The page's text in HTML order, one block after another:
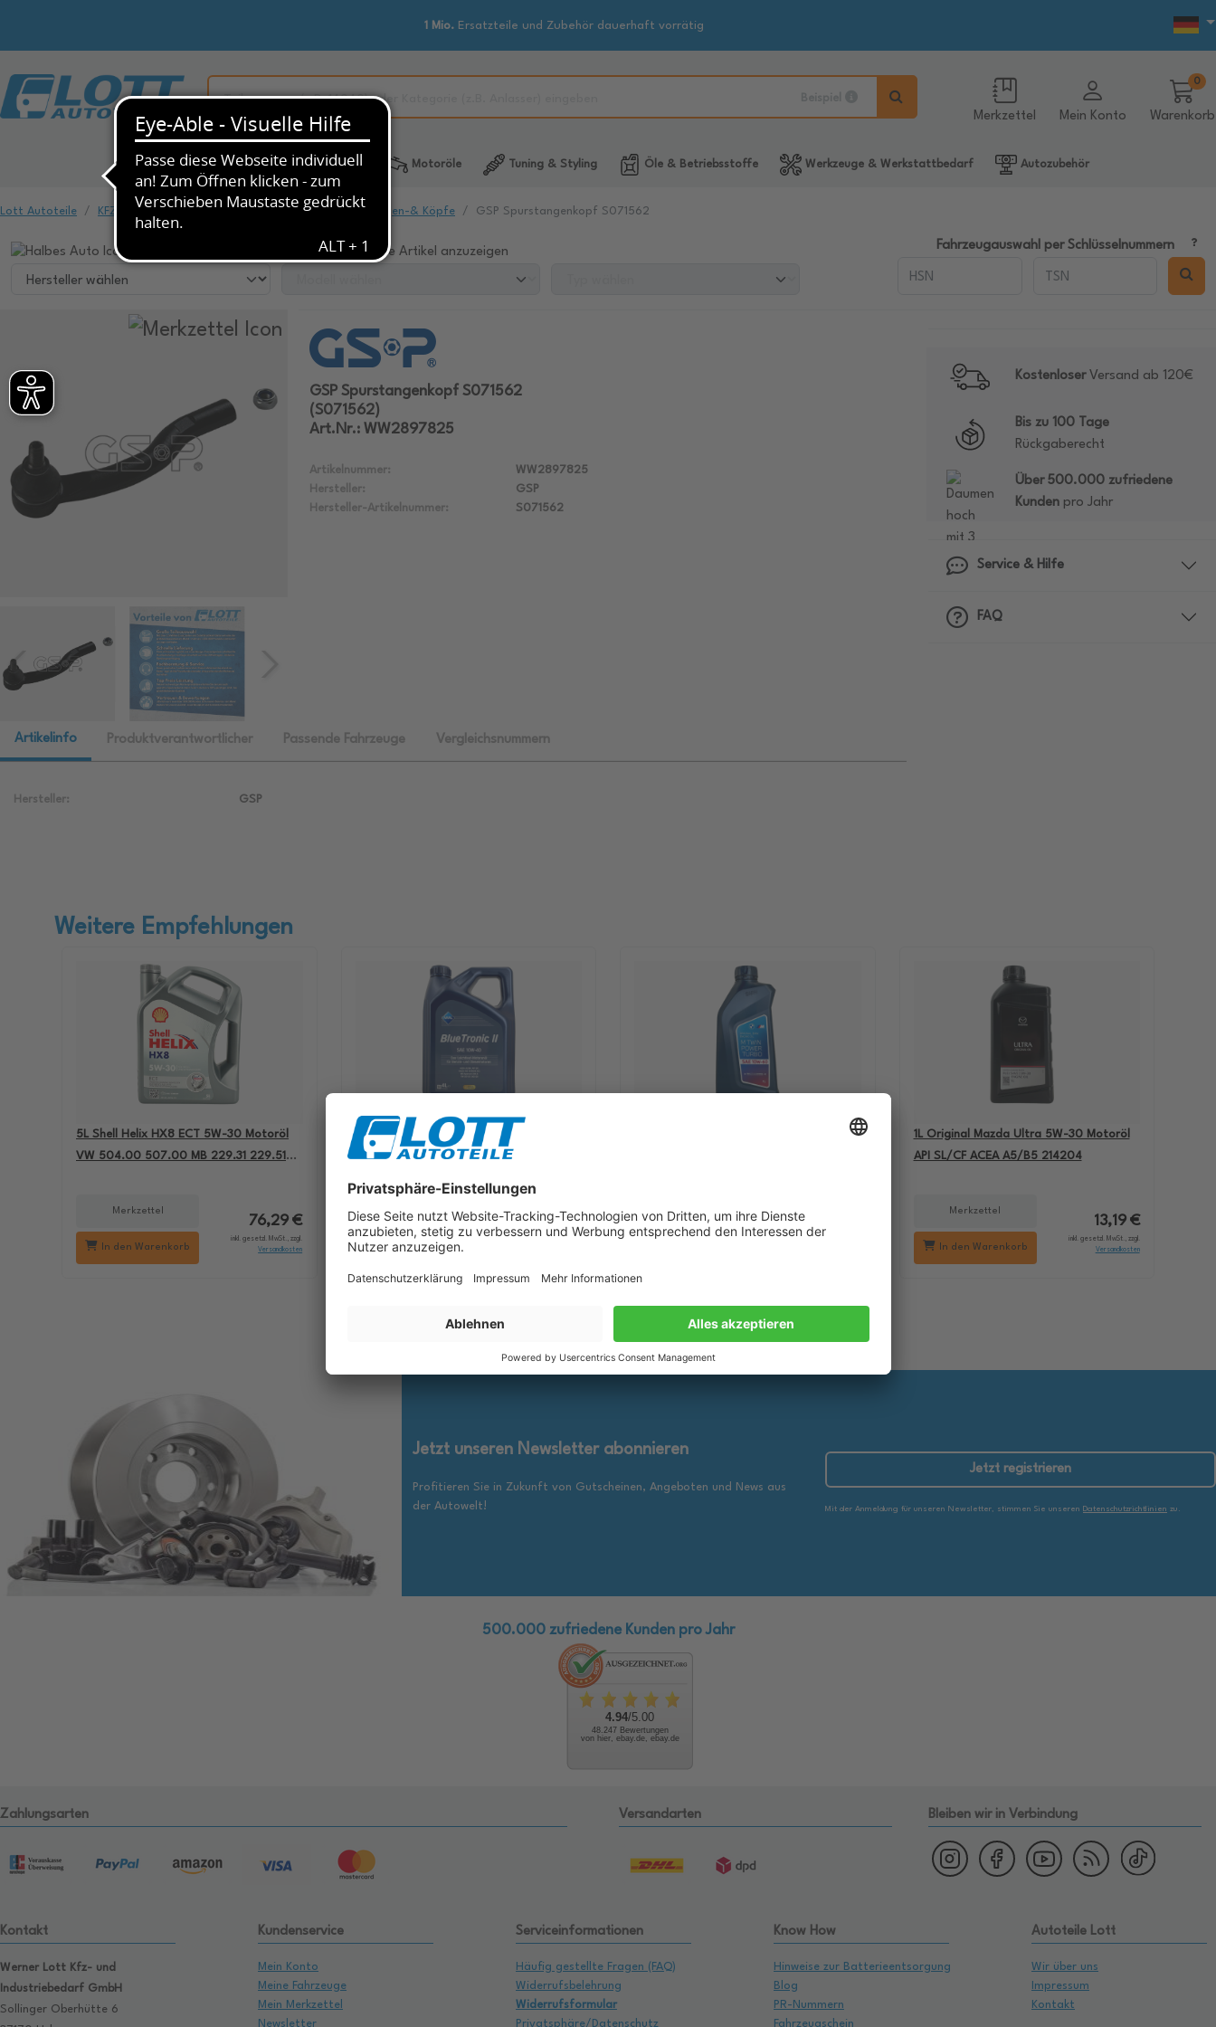
1 Mio.Ersatzteile und Zubehör dauerhaft vorrätig
Merkzettel Mein Konto Warenkorb
0
Alle Kategorien KFZ-Ersatzteile Motoröle Tuning & Styling Öle & Betriebsstoffe Werkzeuge & Werkstattbedarf Autozubehör
Lott Autoteile KFZ-Ersatzteile Fahrwerk & Federung Spurstangen-& Köpfe GSP Spurstangenkopf S071562
Wählen Sie ihr Fahrzeug, um dazu passende Artikel anzuzeigen Fahrzeugauswahl per Schlüsselnummern
GSP Spurstangenkopf S071562
(S071562)
Art.Nr.: WW2897825
Artikelnummer:
WW2897825
Hersteller:
GSP
Hersteller-Artikelnummer:
S071562
Artikelinfo Produktverantwortlicher Passende Fahrzeuge Vergleichsnummern
Hersteller: GSP
KostenloserVersand ab 120€
Bis zu 100 Tage
Rückgaberecht
Über 500.000 zufriedene
Kundenpro Jahr
Service & Hilfe
FAQ
Weitere Empfehlungen
5L Shell Helix HX8 ECT 5W-30 Motoröl
VW 504.00 507.00 MB 229.31 229.51
Merkzettel
In den Warenkorb
76,29 €
inkl. gesetzl. MwSt., zzgl.
Versandkosten
4L Aral BlueTronic II 10W-40 Motoröl
passend für Fiat 9.55535 D2 VW 505.00
Merkzettel
In den Warenkorb
25,89 €
inkl. gesetzl. MwSt., zzgl.
Merkzettel
inkl. gesetzl. MwSt., zzgl.
1L Original Mazda Ultra 5W-30 Motoröl
API SL/CF ACEA A5/B5 214204
Merkzettel
In den Warenkorb
13,19 €
inkl. gesetzl. MwSt., zzgl.
Versandkosten
Jetzt unseren Newsletter abonnieren
Profitieren Sie in Zukunft von Gutscheinen, Angeboten und News aus
der Autowelt!
Jetzt registrieren
Mit der Anmeldung für unseren Newsletter, stimmen Sie unseren Datenschutzrichtlinien zu.
500.000 zufriedene Kunden pro Jahr
4.94/5.00
48.247 Bewertungen
von hier, ebay.de, ebay.de
Zahlungsarten Versandarten Bleiben wir in Verbindung
Kontakt
Werner Lott Kfz- und
Industriebedarf GmbH
Sollinger Oberhütte 6
Kundenservice
Mein Konto
Meine Fahrzeuge
Mein Merkzettel
Newsletter
Serviceinformationen
Häufig gestellte Fragen (FAQ)
Widerrufsbelehrung
Widerrufsformular
Privatsphäre/Datenschutz
Know How
Hinweise zur Batterieentsorgung
Blog
PR-Nummern
Fahrzeugschein
Autoteile Lott
Wir über uns
Impressum
Kontakt